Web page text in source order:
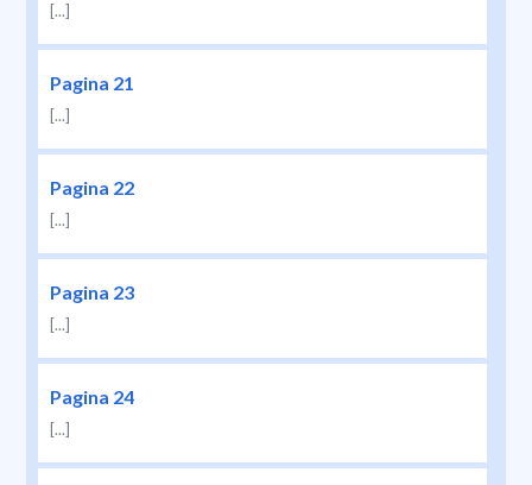
[...]
Pagina 21
[...]
Pagina 22
[...]
Pagina 23
[...]
Pagina 24
[...]